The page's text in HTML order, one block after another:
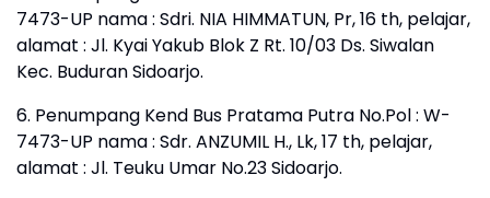
7473-UP nama : Sdri. NIA HIMMATUN, Pr, 16 th, pelajar,
alamat : Jl. Kyai Yakub Blok Z Rt. 10/03 Ds. Siwalan
Kec. Buduran Sidoarjo.
6. Penumpang Kend Bus Pratama Putra No.Pol : W-
7473-UP nama : Sdr. ANZUMIL H., Lk, 17 th, pelajar,
alamat : Jl. Teuku Umar No.23 Sidoarjo.